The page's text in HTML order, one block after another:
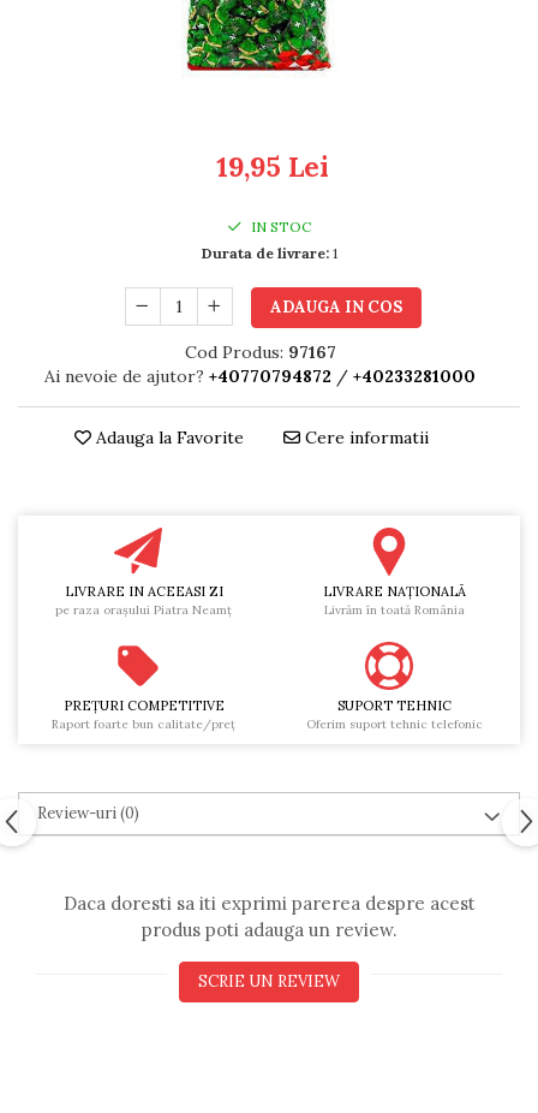
19,95 Lei
IN STOC
Durata de livrare:1
ADAUGA IN COS
Cod Produs: 97167
Ai nevoie de ajutor? +40770794872 / +40233281000
Adauga la Favorite Cere informatii
LIVRARE IN ACEEASI ZI
pe raza oraşului Piatra Neamţ
LIVRARE NAŢIONALĂ
Livrăm în toată România
PREŢURI COMPETITIVE
Raport foarte bun calitate/preţ
SUPORT TEHNIC
Oferim suport tehnic telefonic
Review-uri(0)
Daca doresti sa iti exprimi parerea despre acest
produs poti adauga un review.
SCRIE UN REVIEW